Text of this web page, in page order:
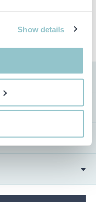
Show details
i beskrivningen.